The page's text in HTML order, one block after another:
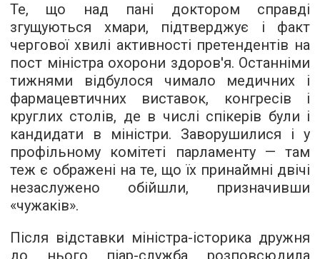
Те, що над пані доктором справді
згущуються хмари, підтверджує і факт
чергової хвилі активності претендентів на
пост міністра охорони здоров'я. Останніми
тижнями відбулося чимало медичних і
фармацевтичних виставок, конгресів і
круглих столів, де в числі спікерів були і
кандидати в міністри. Заворушилися і у
профільному комітеті парламенту — там
теж є ображені на те, що їх принаймні двічі
незаслужено обійшли, призначивши
«чужаків».
Після відставки міністра-історика дружня
до нього піар-служба розповсюдила